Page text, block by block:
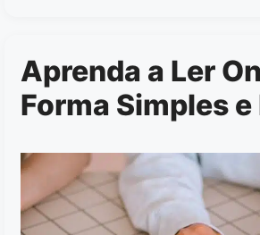
Aprenda a Ler
Forma Simples e